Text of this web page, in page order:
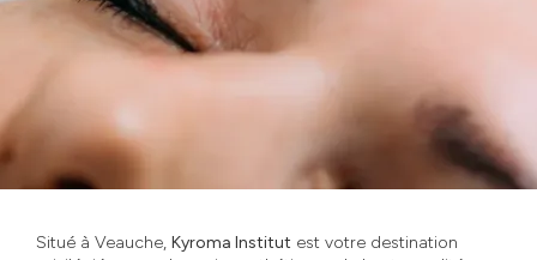
Situé à Veauche, Kyroma Institut est votre destination